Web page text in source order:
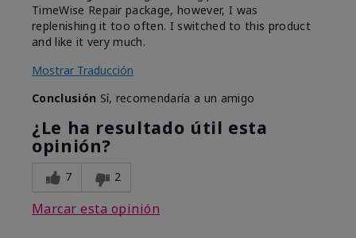
TimeWise Repair package, however, I was
replenishing it too often. I switched to this product
and like it very much.
Mostrar Traducción
Conclusión Sí, recomendaría a un amigo
¿Le ha resultado útil esta
opinión?
7 2
Marcar esta opinión